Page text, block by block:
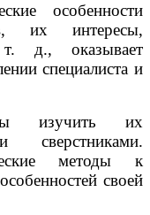
особенности
их интересы,
д., оказывает
специалиста и
изучить их
сверстниками.
методы к
своей